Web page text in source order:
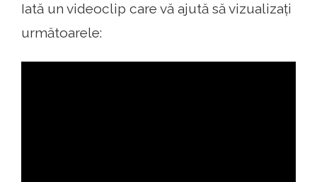
Iată un videoclip care vă ajută să vizualizați
următoarele: